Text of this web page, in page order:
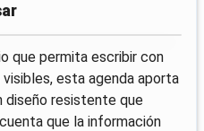
que permita escribir con
esta agenda aporta
diseño resistente que
que la información